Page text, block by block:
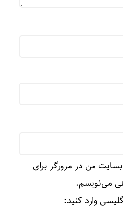
من در مرورگر برای
می‌نویسم.
وارد کنید: